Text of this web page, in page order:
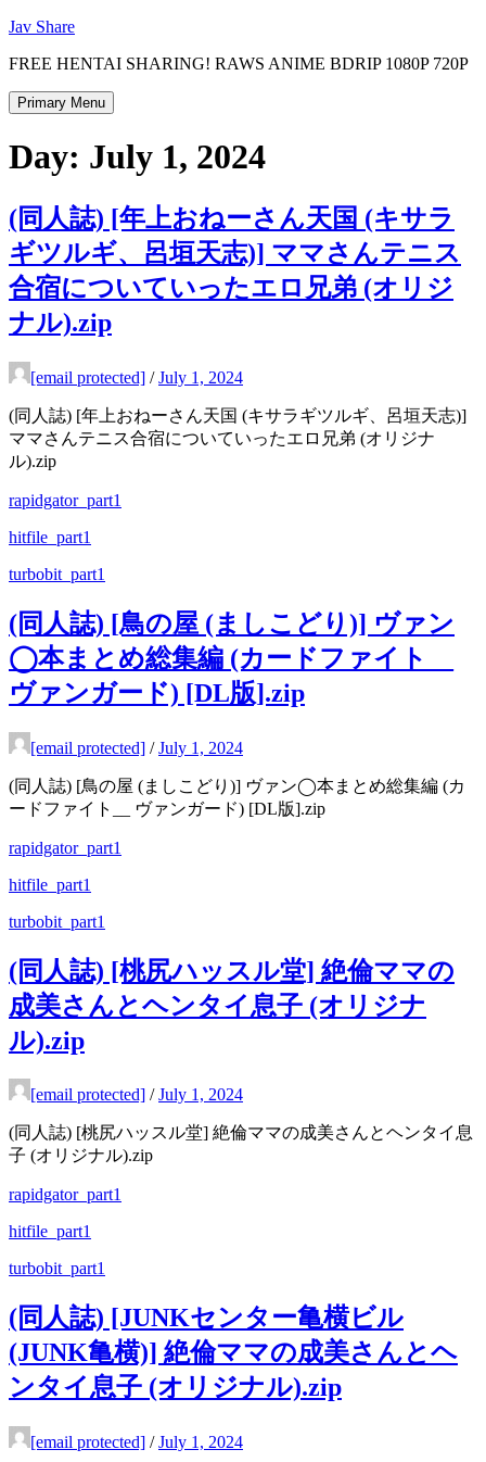
Skip
content
Jav Share
FREE HENTAI SHARING! RAWS ANIME BDRIP 1080P 720P
Primary Menu
Day: July 1, 2024
(同人誌) [年上おねーさん天国 (キサラ
ギツルギ、呂垣天志)] ママさんテニス
合宿についていったエロ兄弟 (オリジ
ナル).zip
[email protected] / July 1, 2024
(同人誌) [年上おねーさん天国 (キサラギツルギ、呂垣天志)]
ママさんテニス合宿についていったエロ兄弟 (オリジナ
ル).zip
rapidgator_part1
hitfile_part1
turbobit_part1
(同人誌) [鳥の屋 (ましこどり)] ヴァン
◯本まとめ総集編 (カードファイト__
ヴァンガード) [DL版].zip
[email protected] / July 1, 2024
(同人誌) [鳥の屋 (ましこどり)] ヴァン◯本まとめ総集編 (カ
ードファイト__ ヴァンガード) [DL版].zip
rapidgator_part1
hitfile_part1
turbobit_part1
(同人誌) [桃尻ハッスル堂] 絶倫ママの
成美さんとヘンタイ息子 (オリジナ
ル).zip
[email protected] / July 1, 2024
(同人誌) [桃尻ハッスル堂] 絶倫ママの成美さんとヘンタイ息
子 (オリジナル).zip
rapidgator_part1
hitfile_part1
turbobit_part1
(同人誌) [JUNKセンター亀横ビル
(JUNK亀横)] 絶倫ママの成美さんとヘ
ンタイ息子 (オリジナル).zip
[email protected] / July 1, 2024